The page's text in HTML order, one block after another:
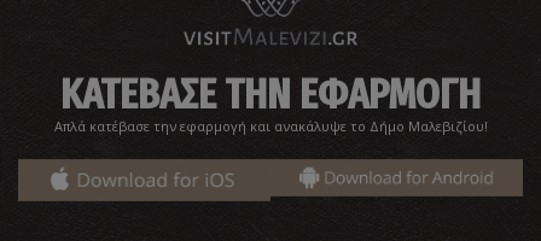
Ναός Αγίου Χαραλάμπους
ΚΑΤΕΒΑΣΕ ΤΗΝ ΕΦΑΡΜΟΓΗ
Απλά κατέβασε την εφαρμογή και ανακάλυψε το Δήμο Μαλεβιζίου!